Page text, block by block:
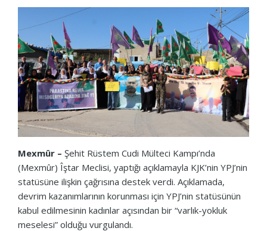
Mexmûr – Şehit Rüstem Cudi Mülteci Kampı’nda
(Mexmûr) Îştar Meclisi, yaptığı açıklamayla KJK’nin YPJ’nin
statüsüne ilişkin çağrısına destek verdi. Açıklamada,
devrim kazanımlarının korunması için YPJ’nin statüsünün
kabul edilmesinin kadınlar açısından bir “varlık-yokluk
meselesi” olduğu vurgulandı.